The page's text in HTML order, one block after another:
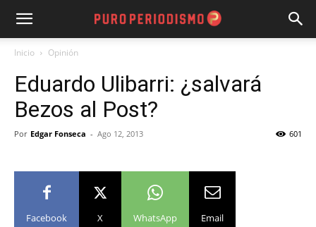
Inicio Opinión
Eduardo Ulibarri: ¿salvará
Bezos al Post?
Por Edgar Fonseca - Ago 12, 2013 601
Facebook X WhatsApp Email